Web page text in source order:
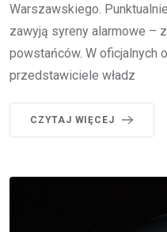
Warszawskiego.
zawyją syreny alarmowe –
powstańców. W oficjalnych
przedstawiciele władz
CZYTAJ WIĘCEJ